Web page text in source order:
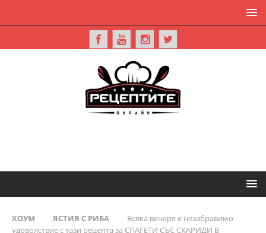
ХОУМ ЯСТИЯ С РИБА
Всяка вечеря е незабравимо
удоволствие с тази рецепта за СПАГЕТИ СЪС СКАРИДИ В